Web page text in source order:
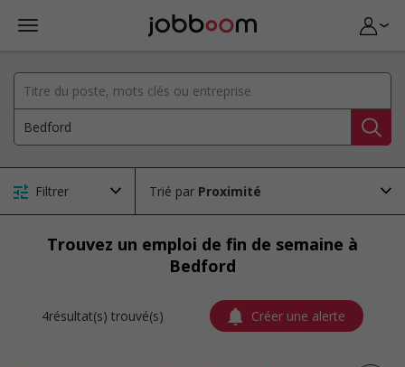
Filtrer Trié par
Trouvez un emploi de fin de semaine à
Bedford
4résultat(s) trouvé(s) Créer une alerte